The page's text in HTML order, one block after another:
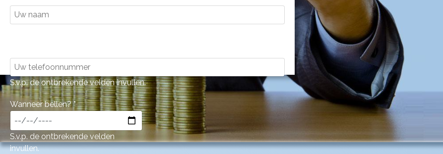
S.v.p. de ontbrekende velden invullen.
Wanneer bellen?*
S.v.p. de ontbrekende velden
invullen.